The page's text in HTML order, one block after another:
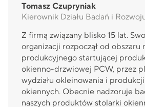
Tomasz Czupryniak
Kierownik Działu Badań i
Z firmą związany blisko 15 lat.
organizacji rozpoczął od obszaru
produkcyjnego startującej
okienno-drzwiowej PCW, przez
wydziału okleinowania i
okiennych. Obecnie nadzoruje
naszych produktów stolarki